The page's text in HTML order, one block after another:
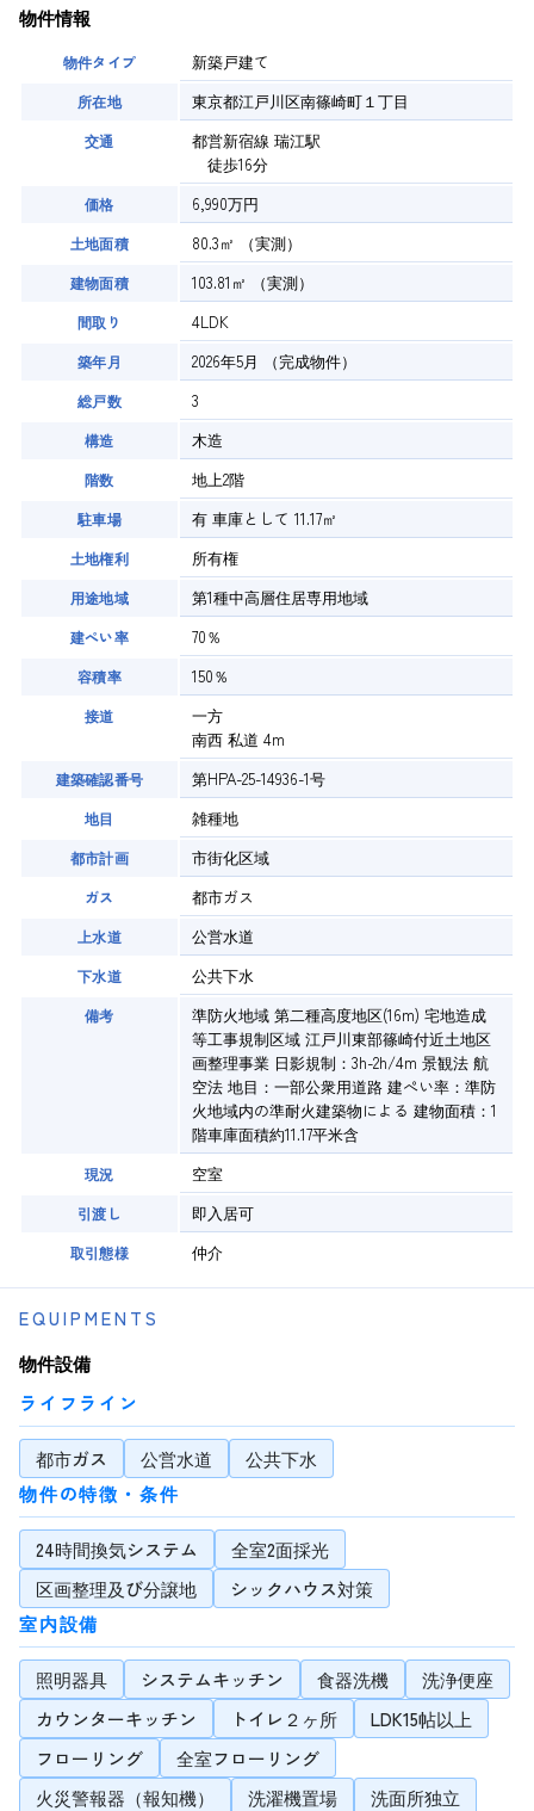
物件情報
物件タイプ 新築戸建て
所在地 東京都江戸川区南篠崎町１丁目
交通
都営新宿線 瑞江駅
徒歩16分
価格 6,990万円
土地面積 80.3㎡ （実測）
建物面積 103.81㎡ （実測）
間取り 4LDK
築年月 2026年5月 （完成物件）
総戸数 3
構造 木造
階数 地上2階
駐車場 有 車庫として 11.17㎡
土地権利 所有権
用途地域 第1種中高層住居専用地域
建ぺい率 70％
容積率 150％
接道
一方
南西 私道 4m
建築確認番号 第HPA-25-14936-1号
地目 雑種地
都市計画 市街化区域
ガス 都市ガス
上水道 公営水道
下水道 公共下水
備考
準防火地域 第二種高度地区(16m) 宅地造成
等工事規制区域 江戸川東部篠崎付近土地区
画整理事業 日影規制：3h-2h/4m 景観法 航
空法 地目：一部公衆用道路 建ぺい率：準防
火地域内の準耐火建築物による 建物面積：1
階車庫面積約11.17平米含
現況 空室
引渡し 即入居可
取引態様 仲介
EQUIPMENTS
物件設備
ライフライン
都市ガス 公営水道
公共下水
物件の特徴・条件
24時間換気システム
全室2面採光
区画整理及び分譲地
シックハウス対策
室内設備
照明器具 システムキッチン 食器洗機
洗浄便座
カウンターキッチン
トイレ２ヶ所
LDK15帖以上
フローリング
全室フローリング
火災警報器（報知機）
洗濯機置場
洗面所独立